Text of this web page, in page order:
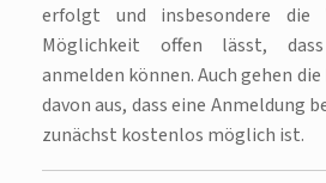
erfolgt und insbesondere die
Möglichkeit offen lässt,
anmelden können. Auch gehen
davon aus, dass eine Anmeldung
zunächst kostenlos möglich ist.